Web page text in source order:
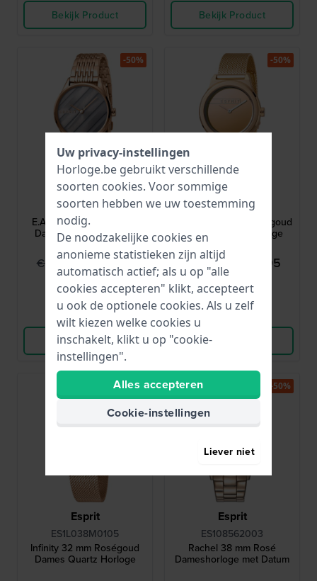
Bekijk Product Bekijk Product
Esprit
ES1L029M0065
E.ASY 32 mm Roségoud
Dames Quartz Horloge
€ 139,90 € 69,95
● Op voorraad
Vergelijk
Bekijk Product
-50%
Esprit
ES1L019M0095
Magnolia 34 mm Roségoud
Dames Quartz Horloge
€ 129,90 € 64,95
● Op voorraad
Bekijk Product
-50%
Esprit
ES1L038M0105
Infinity 32 mm Roségoud
Dames Quartz Horloge
-50%
Esprit
ES108562003
Rachel 38 mm Rosé
Dameshorloge met Datum
-50%
Uw privacy-instellingen
Horloge.be gebruikt verschillende
soorten cookies. Voor sommige
soorten hebben we uw toestemming
nodig.
De noodzakelijke cookies en
anonieme statistieken zijn altijd
automatisch actief; als u op "alle
cookies accepteren" klikt, accepteert
u ook de optionele cookies. Als u zelf
wilt kiezen welke cookies u
inschakelt, klikt u op "cookie-
instellingen".
Alles accepteren
Cookie-instellingen
Liever niet